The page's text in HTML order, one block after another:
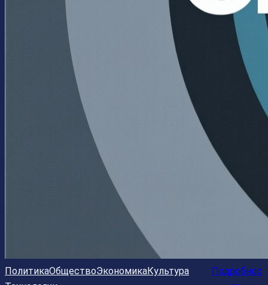
ПолитикаОбществоЭкономикаКультура
Подробнос